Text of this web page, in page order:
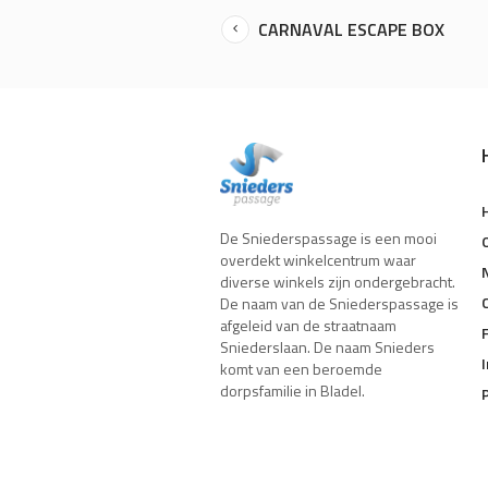
CARNAVAL ESCAPE BOX
De Sniederspassage is een mooi
overdekt winkelcentrum waar
diverse winkels zijn ondergebracht.
De naam van de Sniederspassage is
afgeleid van de straatnaam
Sniederslaan. De naam Snieders
komt van een beroemde
dorpsfamilie in Bladel.